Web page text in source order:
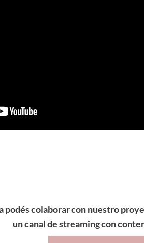
podés colaborar con nuestro
un canal de streaming con